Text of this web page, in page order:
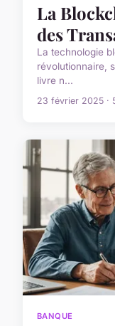
La
des
La technologie
révolutionnaire,
livre n...
23 février 2025 ·
BANQUE